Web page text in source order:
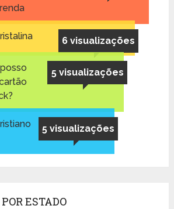
6 visualizações
5 visualizações
5 visualizações
ESTADO